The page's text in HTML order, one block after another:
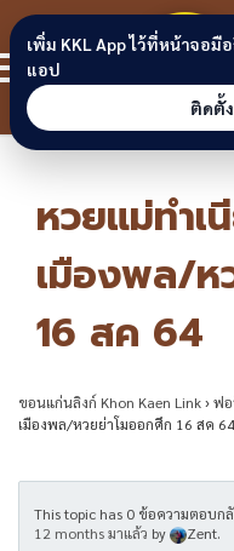
Skip to content
หวยแม่ทำเ
เมืองพล/ห
16 สค 64
ขอนแก่นลิงก์ Khon Kaen Link›ฟอ
เมืองพล/หวยย่าโมออกศึก 16 สค 64
This topic has 0 ข้อความตอบก
12 months มาแล้ว by Zent.
เพิ่ม KKL App ไว้ที่หน้าจอมื
แอป
ติดตั้ง